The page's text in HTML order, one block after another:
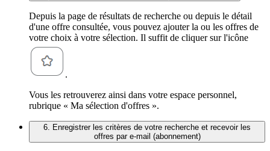
Depuis la page de résultats de recherche ou depuis le détail
d'une offre consultée, vous pouvez ajouter la ou les offres de
votre choix à votre sélection. Il suffit de cliquer sur l'icône
.
Vous les retrouverez ainsi dans votre espace personnel,
rubrique « Ma sélection d'offres ».
6. Enregistrer les critères de votre recherche et recevoir les
offres par e-mail (abonnement)